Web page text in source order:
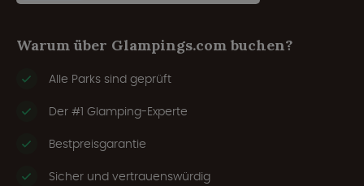
Warum über Glampings.com buchen?
Alle Parks sind geprüft
Der #1 Glamping-Experte
Bestpreisgarantie
Sicher und vertrauenswürdig